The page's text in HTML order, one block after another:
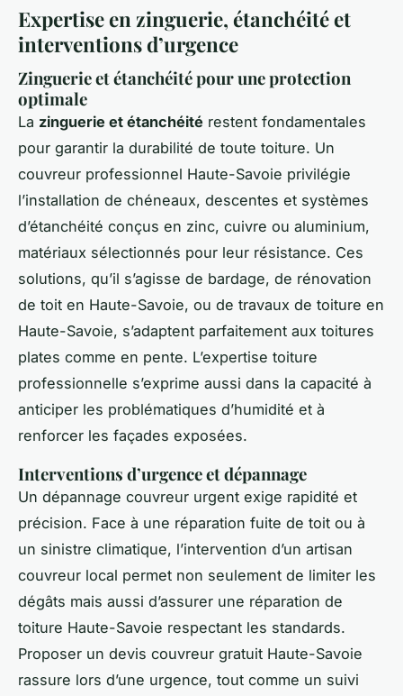
Expertise en zinguerie, étanchéité et
interventions d’urgence
Zinguerie et étanchéité pour une protection
optimale
La zinguerie et étanchéité restent fondamentales
pour garantir la durabilité de toute toiture. Un
couvreur professionnel Haute-Savoie privilégie
l’installation de chéneaux, descentes et systèmes
d’étanchéité conçus en zinc, cuivre ou aluminium,
matériaux sélectionnés pour leur résistance. Ces
solutions, qu’il s’agisse de bardage, de rénovation
de toit en Haute-Savoie, ou de travaux de toiture en
Haute-Savoie, s’adaptent parfaitement aux toitures
plates comme en pente. L’expertise toiture
professionnelle s’exprime aussi dans la capacité à
anticiper les problématiques d’humidité et à
renforcer les façades exposées.
Interventions d’urgence et dépannage
Un dépannage couvreur urgent exige rapidité et
précision. Face à une réparation fuite de toit ou à
un sinistre climatique, l’intervention d’un artisan
couvreur local permet non seulement de limiter les
dégâts mais aussi d’assurer une réparation de
toiture Haute-Savoie respectant les standards.
Proposer un devis couvreur gratuit Haute-Savoie
rassure lors d’une urgence, tout comme un suivi